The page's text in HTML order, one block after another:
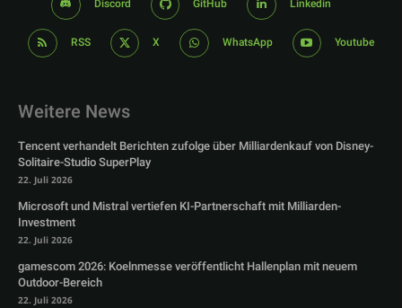
Discord GitHub Linkedin
RSS X WhatsApp Youtube
Weitere News
Tencent verhandelt Berichten zufolge über Milliardenkauf von Disney-
Solitaire-Studio SuperPlay
22. Juli 2026
Microsoft und Mistral vertiefen KI-Partnerschaft mit Milliarden-
Investment
22. Juli 2026
gamescom 2026: Koelnmesse veröffentlicht Hallenplan mit neuem
Outdoor-Bereich
22. Juli 2026